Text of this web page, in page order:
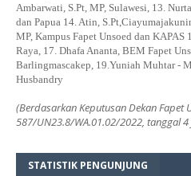
Ambarwati, S.Pt, MP, Sulawesi, 13.
dan Papua 14. Atin,
MP, Kampus Fapet Unsoed dan KAPAS
Raya, 17. Dhafa Ananta, BEM Fapet
Barlingmascakep, 19.Yuniah Muhtar -
Husbandry
(Berdasarkan Keputusan Dekan Fapet
587/UN23.8/WA.01.02/2022, tanggal 4
STATISTIK PENGUNJUNG